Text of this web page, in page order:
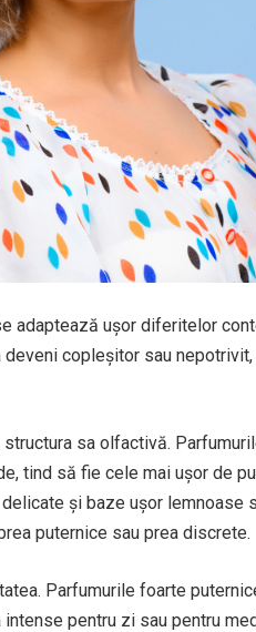
adaptează ușor diferitelor
copleșitor sau
sa olfactivă.
tind să fie cele mai ușor de
și baze ușor lemnoase
puternice sau prea discrete.
Parfumurile foarte
pentru zi sau pentru